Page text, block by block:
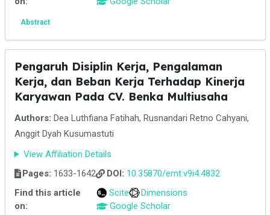
Abstract
Pengaruh Disiplin Kerja, Pengalaman
Kerja, dan Beban Kerja Terhadap Kinerja
Karyawan Pada CV. Benka Multiusaha
Authors: Dea Luthfiana Fatihah, Rusnandari Retno Cahyani,
Anggit Dyah Kusumastuti
View Affiliation Details
Pages: 1633-1642 DOI: 10.35870/emt.v9i4.4832
Find this article
on:
Scite
Dimensions
Google Scholar